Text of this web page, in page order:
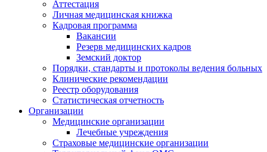
Аттестация
Личная медицинская книжка
Кадровая программа
Вакансии
Резерв медицинских кадров
Земский доктор
Порядки, стандарты и протоколы ведения больных
Клинические рекомендации
Реестр оборудования
Статистическая отчетность
Организации
Медицинские организации
Лечебные учреждения
Страховые медицинские организации